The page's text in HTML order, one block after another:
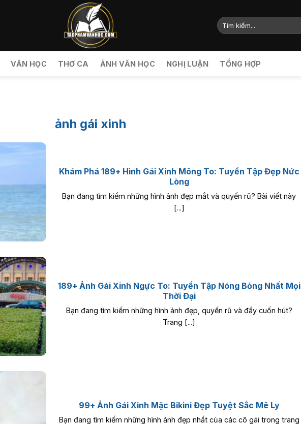
VĂN HỌC THƠ CA ẢNH VĂN HỌC NGHỊ LUẬN TỔNG HỢP
ảnh gái xinh
Khám Phá 189+ Hình Gái Xinh Mông To: Tuyển Tập Đẹp Nức
Lòng
Bạn đang tìm kiếm những hình ảnh đẹp mắt và quyến rũ? Bài viết này
[...]
189+ Ảnh Gái Xinh Ngực To: Tuyển Tập Nóng Bỏng Nhất Mọi
Thời Đại
Bạn đang tìm kiếm những hình ảnh đẹp, quyến rũ và đầy cuốn hút?
Trang [...]
99+ Ảnh Gái Xinh Mặc Bikini Đẹp Tuyệt Sắc Mê Ly
Bạn đang tìm kiếm những hình ảnh đẹp nhất của các cô gái trong trang